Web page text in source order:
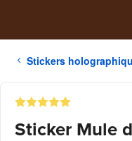
Stickers
Sticker Mule